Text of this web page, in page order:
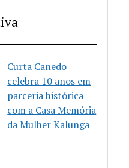
Curta Canedo
celebra 10 anos em
parceria histórica
com a Casa Memória
da Mulher Kalunga